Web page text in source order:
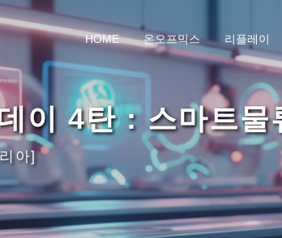
HOME 온오프믹스 리플레이
이 4탄 : 스마트물
아]